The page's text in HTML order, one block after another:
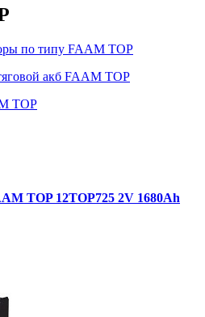
по типу FAAM TOP
акб FAAM TOP
TOP
TOP 12TOP725 2V 1680Ah